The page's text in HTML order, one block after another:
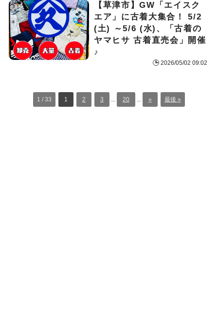
【草津市】GW「エイスク
エア」に古着大集合！ 5/2
(土) ～5/6 (水)、「古着の
ヤマヒサ 古着直売会」開催
♪
2026/05/02 09:02
1 / 33 1 2 3 ... 20 ... » 最後 »